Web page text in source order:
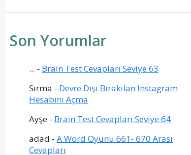
Son Yorumlar
... - Brain Test Cevapları Seviye 63
Sırma - Devre Dışı Bırakılan Instagram
Hesabını Açma
Ayşe - Brain Test Cevapları Seviye 64
adad - A Word Oyunu 661- 670 Arası
Cevapları